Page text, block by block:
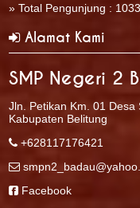
» Total Pengunjung :
Alamat Kami
SMP Negeri 2
Jln. Petikan Km. 01
Kabupaten Belitung
+628117176421
Facebook